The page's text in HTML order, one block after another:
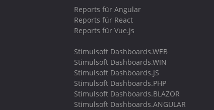
Reports für Angular
Reports für React
Reports für Vue.js
Stimulsoft Dashboards.WEB
Stimulsoft Dashboards.WIN
Stimulsoft Dashboards.JS
Stimulsoft Dashboards.PHP
Stimulsoft Dashboards.BLAZOR
Stimulsoft Dashboards.ANGULAR